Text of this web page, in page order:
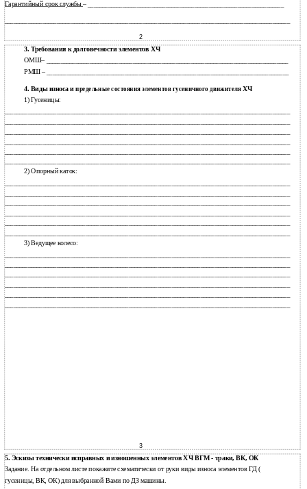
Гарантийный срок службы–
2
3. Требования к долговечности элементов ХЧ
ОМШ–
РМШ –
4. Виды износа ипредельные состояния элементов гусеничного движителя ХЧ
1) Гусеницы:
2) Опорный каток:
3) Ведущее колесо:
3
5. Эскизы технически исправных и изношенных элементов ХЧ ВГМ - траки, ВК, ОК
Задание. На отдельном листе покажите схематически от руки виды износа элементов ГД (
гусеницы, ВК, ОК) для выбранной Вами по ДЗ машины.